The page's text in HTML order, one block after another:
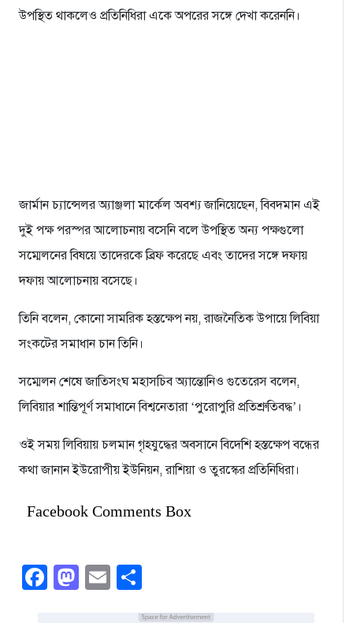
উপস্থিত থাকলেও প্রতিনিধিরা একে অপরের সঙ্গে দেখা করেননি।
জার্মান চ্যান্সেলর অ্যাঞ্জলা মার্কেল অবশ্য জানিয়েছেন, বিবদমান এই
দুই পক্ষ পরস্পর আলোচনায় বসেনি বলে উপস্থিত অন্য পক্ষগুলো
সম্মেলনের বিষয়ে তাদেরকে ব্রিফ করেছে এবং তাদের সঙ্গে দফায়
দফায় আলোচনায় বসেছে।
তিনি বলেন, কোনো সামরিক হস্তক্ষেপ নয়, রাজনৈতিক উপায়ে লিবিয়া
সংকটের সমাধান চান তিনি।
সম্মেলন শেষে জাতিসংঘ মহাসচিব অ্যান্তোনিও গুতেরেস বলেন,
লিবিয়ার শান্তিপূর্ণ সমাধানে বিশ্বনেতারা ‘পুরোপুরি প্রতিশ্রুতিবদ্ধ’।
ওই সময় লিবিয়ায় চলমান গৃহযুদ্ধের অবসানে বিদেশি হস্তক্ষেপ বন্ধের
কথা জানান ইউরোপীয় ইউনিয়ন, রাশিয়া ও তুরস্কের প্রতিনিধিরা।
Facebook Comments Box
Facebook
Mastodon
Email